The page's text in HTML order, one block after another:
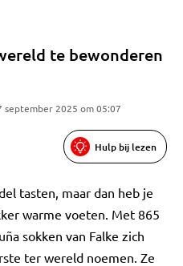
te bewonderen
september 2025 om 05:07
Hulp bij lezen
tasten, maar dan heb je
warme voeten. Met 865
sokken van Falke zich
ter wereld noemen. Ze